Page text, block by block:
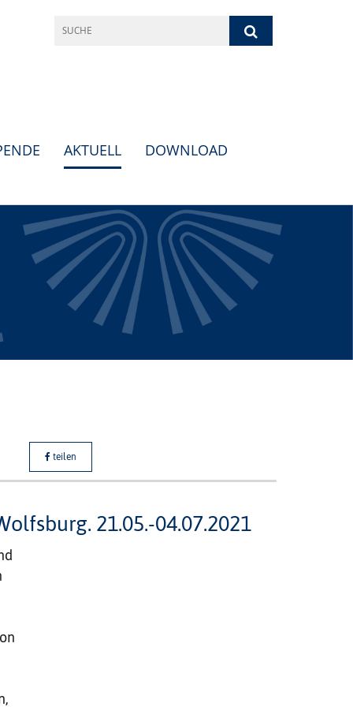
AKTUELL
DOWNLOAD
teilen
21.05.-04.07.2021